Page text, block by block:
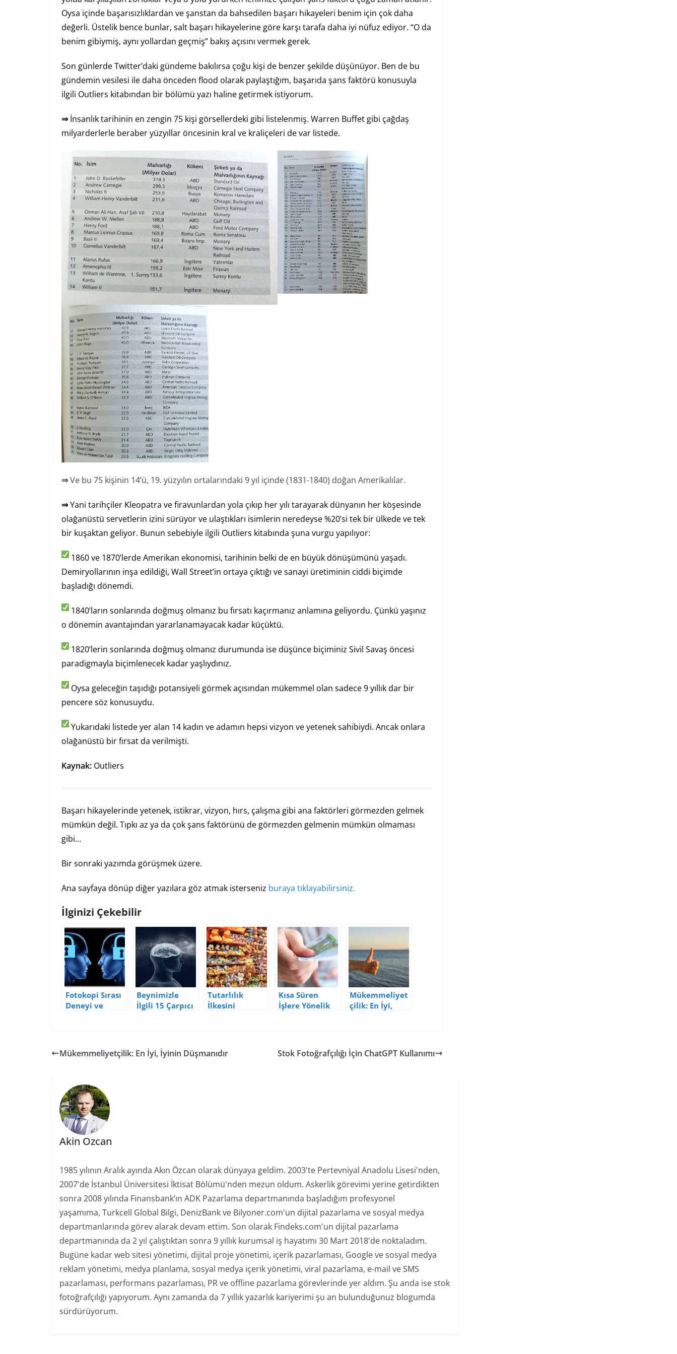
Oysa içinde başarısızlıklardan ve şanstan da bahsedilen başarı hikayeleri benim için çok daha
değerli. Üstelik bence bunlar, salt başarı hikayelerine göre karşı tarafa daha iyi nüfuz ediyor. “O da
benim gibiymiş, aynı yollardan geçmiş” bakış açısını vermek gerek.
Son günlerde Twitter’daki gündeme bakılırsa çoğu kişi de benzer şekilde düşünüyor. Ben de bu
gündemin vesilesi ile daha önceden flood olarak paylaştığım, başarıda şans faktörü konusuyla
ilgili Outliers kitabından bir bölümü yazı haline getirmek istiyorum.
⇒İnsanlık tarihinin en zengin 75 kişi görsellerdeki gibi listelenmiş. Warren Buffet gibi çağdaş
milyarderlerle beraber yüzyıllar öncesinin kral ve kraliçeleri de var listede.
⇒Ve bu 75 kişinin 14’ü, 19. yüzyılın ortalarındaki 9 yıl içinde (1831-1840) doğan Amerikalılar.
⇒Yani tarihçiler Kleopatra ve firavunlardan yola çıkıp her yılı tarayarak dünyanın her köşesinde
olağanüstü servetlerin izini sürüyor ve ulaştıkları isimlerin neredeyse %20’si tek bir ülkede ve tek
bir kuşaktan geliyor. Bunun sebebiyle ilgili Outliers kitabında şuna vurgu yapılıyor:
1860 ve 1870’lerde Amerikan ekonomisi, tarihinin belki de en büyük dönüşümünü yaşadı.
Demiryollarının inşa edildiği, Wall Street’in ortaya çıktığı ve sanayi üretiminin ciddi biçimde
başladığı dönemdi.
1840’ların sonlarında doğmuş olmanız bu fırsatı kaçırmanız anlamına geliyordu. Çünkü yaşınız
o dönemin avantajından yararlanamayacak kadar küçüktü.
1820’lerin sonlarında doğmuş olmanız durumunda ise düşünce biçiminiz Sivil Savaş öncesi
paradigmayla biçimlenecek kadar yaşlıydınız.
Oysa geleceğin taşıdığı potansiyeli görmek açısından mükemmel olan sadece 9 yıllık dar bir
pencere söz konusuydu.
Yukarıdaki listede yer alan 14 kadın ve adamın hepsi vizyon ve yetenek sahibiydi. Ancak onlara
olağanüstü bir fırsat da verilmişti.
Kaynak: Outliers
Başarı hikayelerinde yetenek, istikrar, vizyon, hırs, çalışma gibi ana faktörleri görmezden gelmek
mümkün değil. Tıpkı az ya da çok şans faktörünü de görmezden gelmenin mümkün olmaması
gibi…
Bir sonraki yazımda görüşmek üzere.
Ana sayfaya dönüp diğer yazılara göz atmak isterseniz buraya tıklayabilirsiniz.
İlginizi Çekebilir
Fotokopi Sırası
Deneyi ve
Beynimizle
İlgili 15 Çarpıcı
Tutarlılık
İlkesini
Kısa Süren
İşlere Yönelik
Mükemmeliyet
çilik: En İyi,
Mükemmeliyetçilik: En İyi, İyinin Düşmanıdır Stok Fotoğrafçılığı İçin ChatGPT Kullanımı
Akin Ozcan
1985 yılının Aralık ayında Akın Özcan olarak dünyaya geldim. 2003'te Pertevniyal Anadolu Lisesi'nden,
2007'de İstanbul Üniversitesi İktisat Bölümü'nden mezun oldum. Askerlik görevimi yerine getirdikten
sonra 2008 yılında Finansbank’ın ADK Pazarlama departmanında başladığım profesyonel
yaşamıma, Turkcell Global Bilgi, DenizBank ve Bilyoner.com'un dijital pazarlama ve sosyal medya
departmanlarında görev alarak devam ettim. Son olarak Findeks.com'un dijital pazarlama
departmanında da 2 yıl çalıştıktan sonra 9 yıllık kurumsal iş hayatımı 30 Mart 2018'de noktaladım.
Bugüne kadar web sitesi yönetimi, dijital proje yönetimi, içerik pazarlaması, Google ve sosyal medya
reklam yönetimi, medya planlama, sosyal medya içerik yönetimi, viral pazarlama, e-mail ve SMS
pazarlaması, performans pazarlaması, PR ve offline pazarlama görevlerinde yer aldım. Şu anda ise stok
fotoğrafçılığı yapıyorum. Aynı zamanda da 7 yıllık yazarlık kariyerimi şu an bulunduğunuz blogumda
sürdürüyorum.